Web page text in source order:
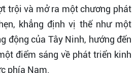
trội và mở ra một chương phát
khẳng định vị thế như một
động của Tây Ninh, hướng đến
điểm sáng về phát triển kinh
phía Nam.